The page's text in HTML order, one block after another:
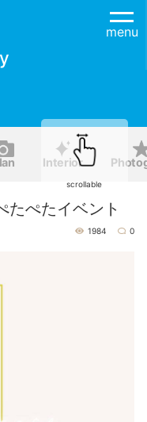
menu
Interior
たぺたイベント
1984 0